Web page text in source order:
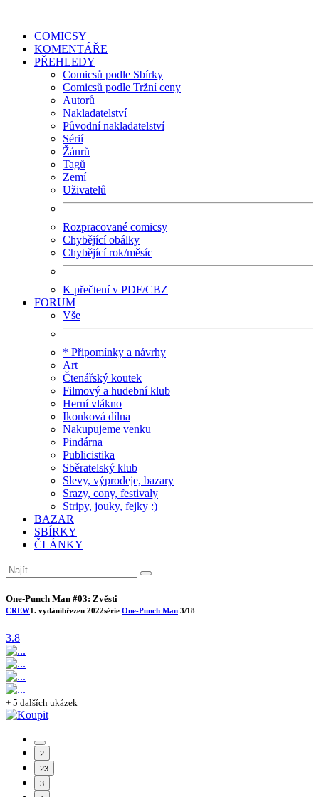
COMICSY
KOMENTÁŘE
PŘEHLEDY
Comicsů podle Sbírky
Comicsů podle Tržní ceny
Autorů
Nakladatelství
Původní nakladatelství
Sérií
Žánrů
Tagů
Zemí
Uživatelů
Rozpracované comicsy
Chybějící obálky
Chybějící rok/měsíc
K přečtení v PDF/CBZ
FORUM
Vše
* Připomínky a návrhy
Art
Čtenářský koutek
Filmový a hudební klub
Herní vlákno
Ikonková dílna
Nakupujeme venku
Pindárna
Publicistika
Sběratelský klub
Slevy, výprodeje, bazary
Srazy, cony, festivaly
Stripy, jouky, fejky :)
BAZAR
SBÍRKY
ČLÁNKY
One-Punch Man #03: Zvěsti
CREW1. vydáníbřezen 2022série One-Punch Man 3/18
3.8
+ 5 dalších ukázek
2
23
3